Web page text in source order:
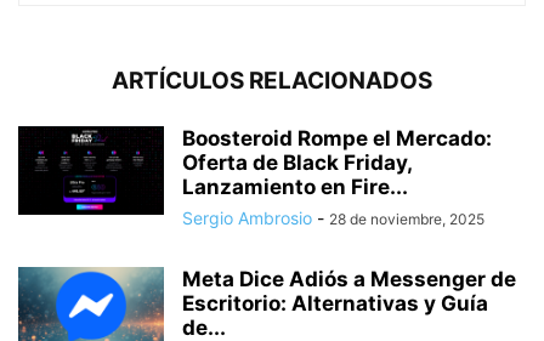
ARTÍCULOS RELACIONADOS
Boosteroid Rompe el Mercado:
Oferta de Black Friday,
Lanzamiento en Fire...
Sergio Ambrosio - 28 de noviembre, 2025
Meta Dice Adiós a Messenger de
Escritorio: Alternativas y Guía
de...